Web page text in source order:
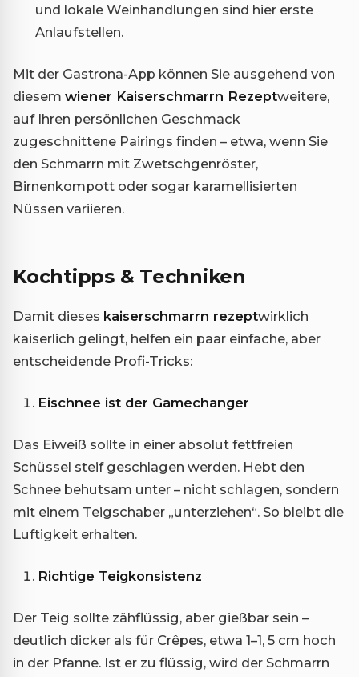
und lokale Weinhandlungen sind hier erste
Anlaufstellen.
Mit der Gastrona-App können Sie ausgehend von
diesem wiener Kaiserschmarrn Rezeptweitere,
auf Ihren persönlichen Geschmack
zugeschnittene Pairings finden – etwa, wenn Sie
den Schmarrn mit Zwetschgenröster,
Birnenkompott oder sogar karamellisierten
Nüssen variieren.
Kochtipps & Techniken
Damit dieses kaiserschmarrn rezeptwirklich
kaiserlich gelingt, helfen ein paar einfache, aber
entscheidende Profi-Tricks:
Eischnee ist der Gamechanger
Das Eiweiß sollte in einer absolut fettfreien
Schüssel steif geschlagen werden. Hebt den
Schnee behutsam unter – nicht schlagen, sondern
mit einem Teigschaber „unterziehen“. So bleibt die
Luftigkeit erhalten.
Richtige Teigkonsistenz
Der Teig sollte zähflüssig, aber gießbar sein –
deutlich dicker als für Crêpes, etwa 1–1, 5 cm hoch
in der Pfanne. Ist er zu flüssig, wird der Schmarrn